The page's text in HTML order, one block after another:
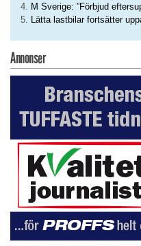
M Sverige: ”Förbjud
Lätta lastbilar fortsätter
Annonser